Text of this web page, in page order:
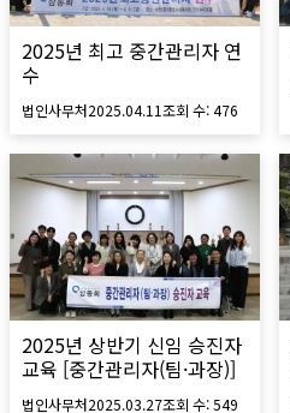
2025년 최고 중간관리자 연
수
법인사무처2025.04.11조회 수:476
2025년 상반기 신임 승진자
교육 [중간관리자(팀·과장)]
법인사무처2025.03.27조회 수:549